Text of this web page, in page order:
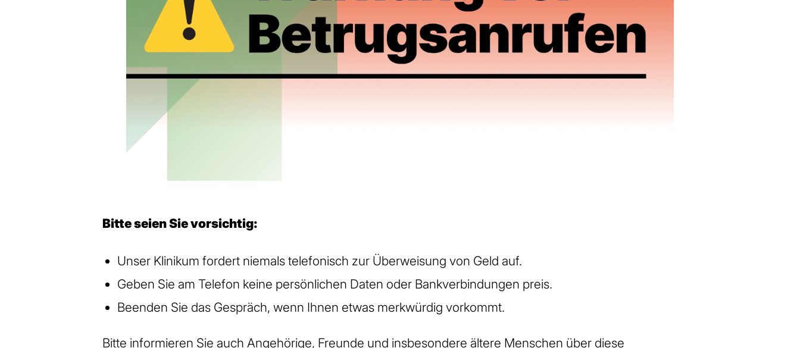
Bitte seien Sie vorsichtig:
Unser Klinikum fordert niemals telefonisch zur Überweisung von Geld auf.
Geben Sie am Telefon keine persönlichen Daten oder Bankverbindungen preis.
Beenden Sie das Gespräch, wenn Ihnen etwas merkwürdig vorkommt.
Bitte informieren Sie auch Angehörige, Freunde und insbesondere ältere Menschen über diese